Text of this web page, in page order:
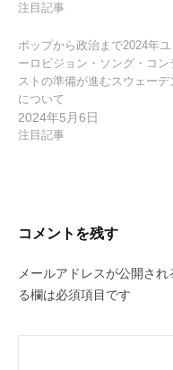
注目記事
ポップから政治まで2024年ユ
ーロビジョン・ソング・コン
ストの準備が進むスウェーデ
について
2024年5月6日
注目記事
コメントを残す
メールアドレスが公開され
る欄は必須項目です